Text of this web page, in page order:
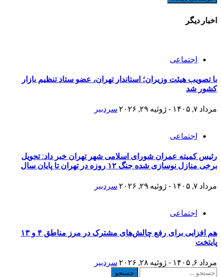
اخبار دیگر
اجتماعی
با تصویب هیئت وزیران؛ استاندار تهران، عضو ستاد تنظیم بازار
کشور شد
مرداد ۷, ۱۴۰۵ - ژوئیه ۲۹, ۲۰۲۶ سردبیر
اجتماعی
رئیس کمیته عمران شورای اسلامی شهر تهران خبر داد: تحویل
برخی منازل نوسازی شده جنگ ۱۲ روزه در تهران تا پایان سال
مرداد ۷, ۱۴۰۵ - ژوئیه ۲۹, ۲۰۲۶ سردبیر
اجتماعی
هم افزایی برای رفع چالش‌های مشترک در مرز مناطق ۴ و ۱۳
پایتخت
مرداد ۶, ۱۴۰۵ - ژوئیه ۲۸, ۲۰۲۶
سردبیر
جستجو